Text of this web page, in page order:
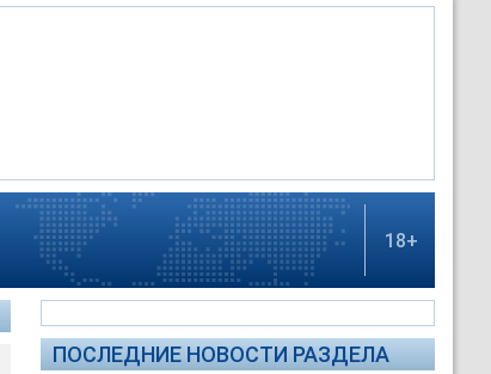
18+
ПОСЛЕДНИЕ НОВОСТИ РАЗДЕЛА